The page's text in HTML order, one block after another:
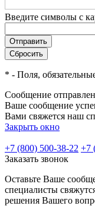
Введите символы с
* - Поля,
Сообщение
Ваше сообщение
Вами свяжется наш
Закрыть окно
+7 (800) 500-38-22 +7
Заказать звонок
Оставьте Ваше
специалисты
решения Вашего